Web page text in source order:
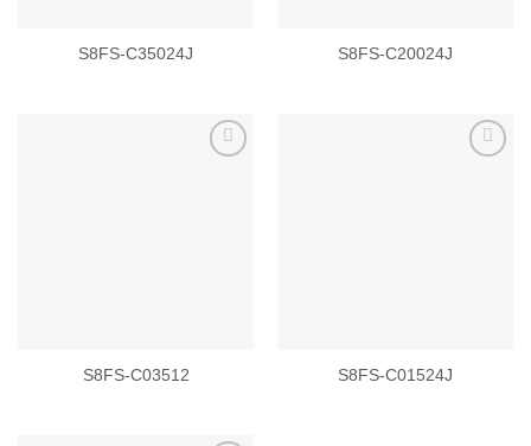
S8FS-C35024J S8FS-C20024J
S8FS-C03512 S8FS-C01524J